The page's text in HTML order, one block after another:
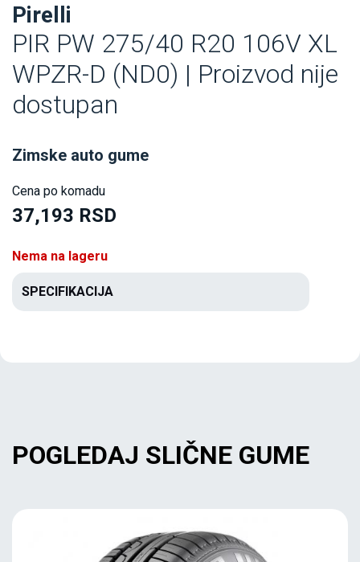
Pirelli
PIR PW 275/40 R20 106V XL
WPZR-D (ND0) | Proizvod nije
dostupan
Zimske auto gume
Cena po komadu
37,193 RSD
Nema na lageru
SPECIFIKACIJA
POGLEDAJ SLIČNE GUME